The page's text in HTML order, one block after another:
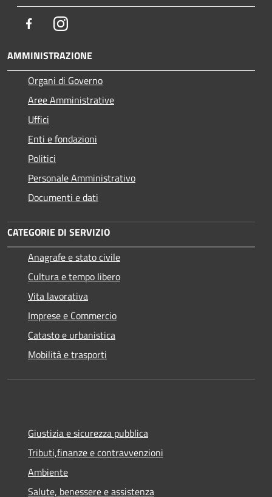
FacebookInstagram
AMMINISTRAZIONE
Organi di Governo
Aree Amministrative
Uffici
Enti e fondazioni
Politici
Personale Amministrativo
Documenti e dati
CATEGORIE DI SERVIZIO
Anagrafe e stato civile
Cultura e tempo libero
Vita lavorativa
Imprese e Commercio
Catasto e urbanistica
Mobilità e trasporti
Giustizia e sicurezza pubblica
Tributi,finanze e contravvenzioni
Ambiente
Salute, benessere e assistenza